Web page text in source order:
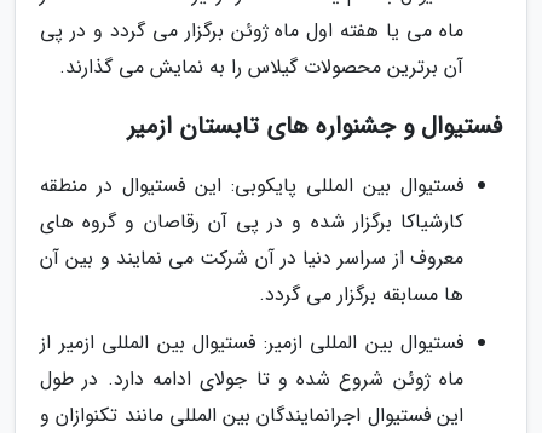
ماه می یا هفته اول ماه ژوئن برگزار می گردد و در پی
آن برترین محصولات گیلاس را به نمایش می گذارند.
فستیوال و جشنواره های تابستان ازمیر
فستیوال بین المللی پایکوبی: این فستیوال در منطقه
کارشیاکا برگزار شده و در پی آن رقاصان و گروه های
معروف از سراسر دنیا در آن شرکت می نمایند و بین آن
ها مسابقه برگزار می گردد.
فستیوال بین المللی ازمیر: فستیوال بین المللی ازمیر از
ماه ژوئن شروع شده و تا جولای ادامه دارد. در طول
این فستیوال اجرانمایندگان بین المللی مانند تکنوازان و